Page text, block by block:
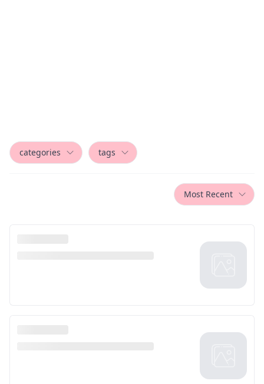
categories tags
Most Recent